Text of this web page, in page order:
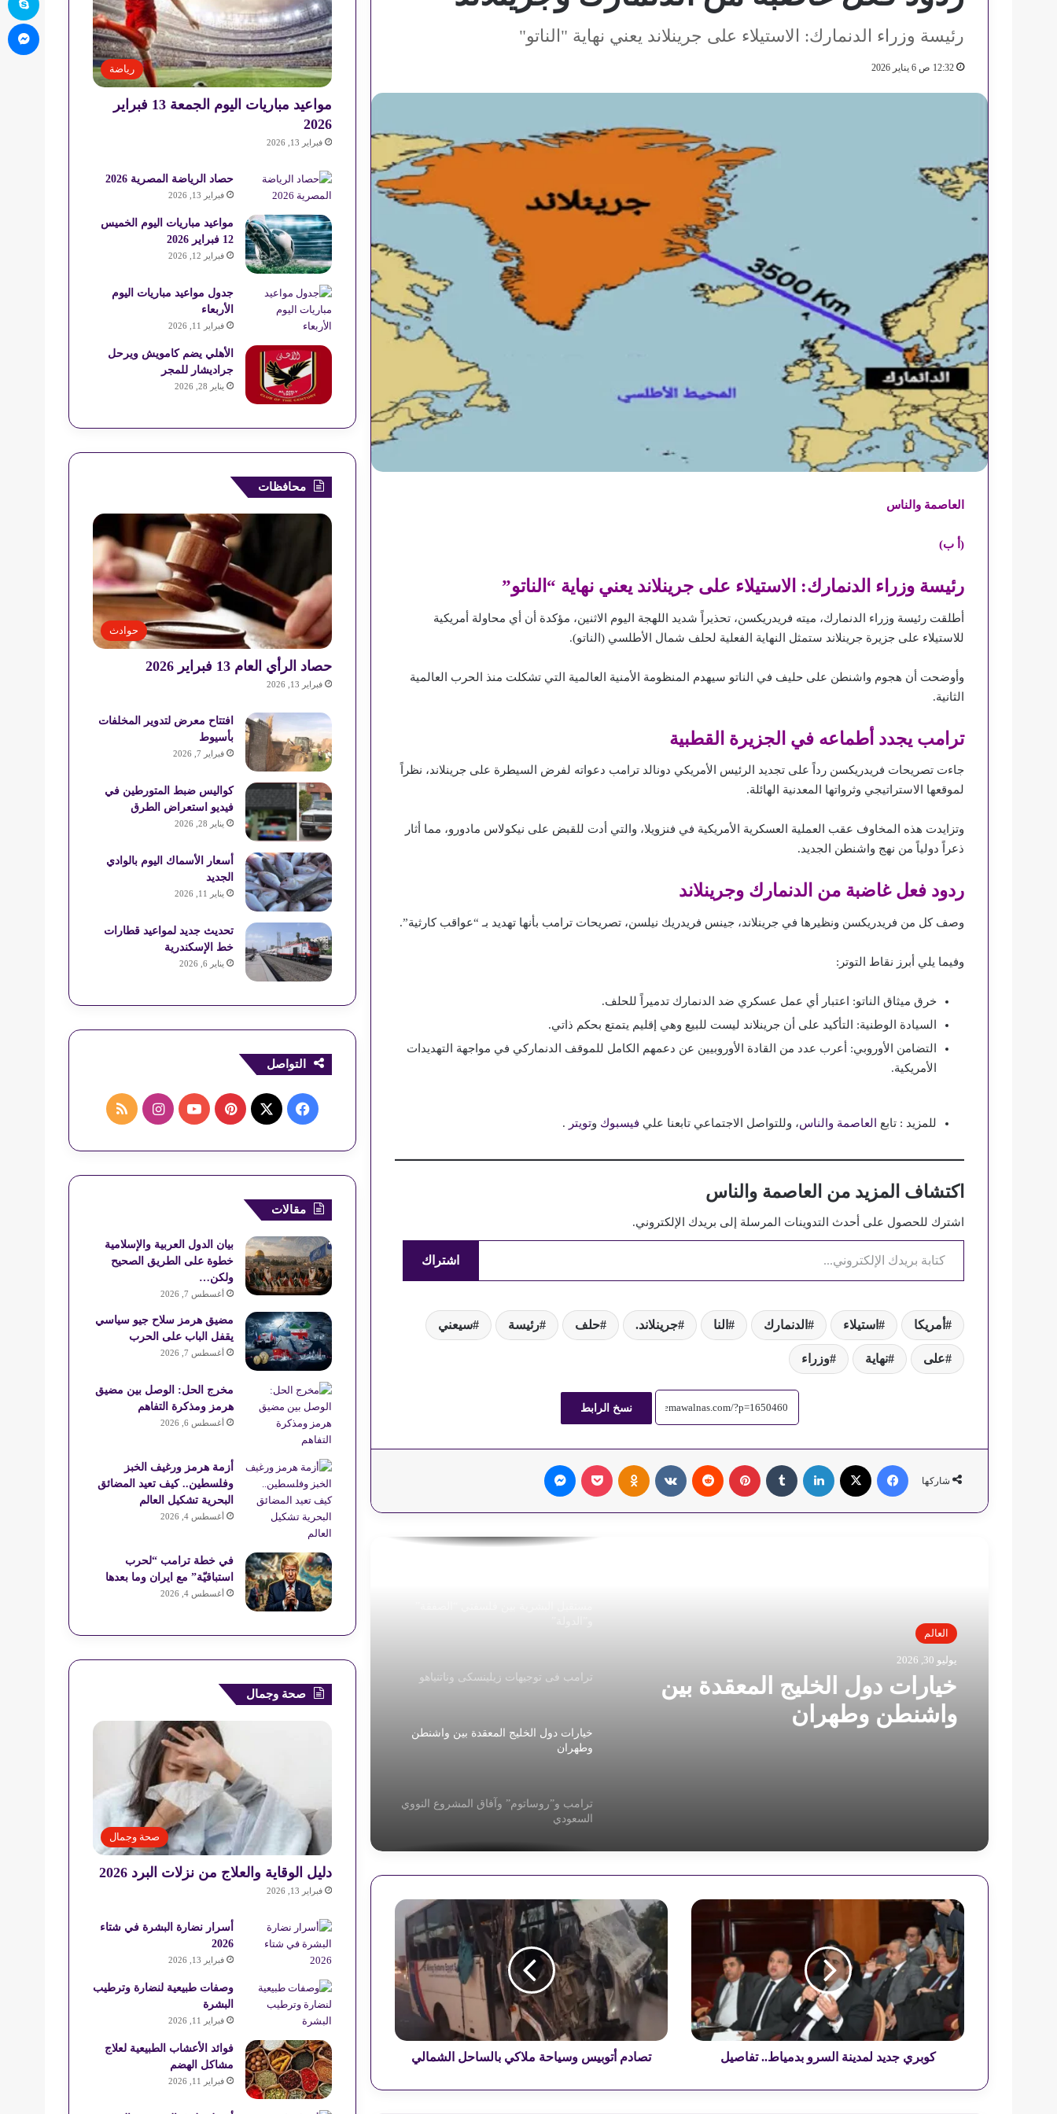
رئيسة وزراء الدنمارك: الاستيلاء على جرينلاند يعني نهاية "الناتو"
12:32 ص 6 يناير 2026
العاصمة والناس
(أ ب)
رئيسة وزراء الدنمارك: الاستيلاء على جرينلاند يعني نهاية “الناتو”
أطلقت رئيسة وزراء الدنمارك، ميته فريدريكسن، تحذيراً شديد اللهجة اليوم الاثنين، مؤكدة أن أي محاولة أمريكية
للاستيلاء على جزيرة جرينلاند ستمثل النهاية الفعلية لحلف شمال الأطلسي (الناتو).
وأوضحت أن هجوم واشنطن على حليف في الناتو سيهدم المنظومة الأمنية العالمية التي تشكلت منذ الحرب العالمية
الثانية.
ترامب يجدد أطماعه في الجزيرة القطبية
جاءت تصريحات فريدريكسن رداً على تجديد الرئيس الأمريكي دونالد ترامب دعواته لفرض السيطرة على جرينلاند، نظراً
لموقعها الاستراتيجي وثرواتها المعدنية الهائلة.
وتزايدت هذه المخاوف عقب العملية العسكرية الأمريكية في فنزويلا، والتي أدت للقبض على نيكولاس مادورو، مما أثار
ذعراً دولياً من نهج واشنطن الجديد.
ردود فعل غاضبة من الدنمارك وجرينلاند
وصف كل من فريدريكسن ونظيرها في جرينلاند، جينس فريدريك نيلسن، تصريحات ترامب بأنها تهديد بـ “عواقب كارثية”.
وفيما يلي أبرز نقاط التوتر:
خرق ميثاق الناتو: اعتبار أي عمل عسكري ضد الدنمارك تدميراً للحلف.
السيادة الوطنية: التأكيد على أن جرينلاند ليست للبيع وهي إقليم يتمتع بحكم ذاتي.
التضامن الأوروبي: أعرب عدد من القادة الأوروبيين عن دعمهم الكامل للموقف الدنماركي في مواجهة التهديدات
الأمريكية.
للمزيد : تابع العاصمة والناس، وللتواصل الاجتماعي تابعنا علي فيسبوك وتويتر .
اكتشاف المزيد من العاصمة والناس
اشترك للحصول على أحدث التدوينات المرسلة إلى بريدك الإلكتروني.
اشتراك
أمريكا استيلاء الدنمارك النا جرينلاند. حلف رئيسة سيعني
على نهاية وزراء
نسخ الرابط
شاركها
العالم
يوليو 30, 2026
خيارات دول الخليج المعقدة بين
واشنطن وطهران
خيارات دول الخليج المعقدة بين واشنطن
وطهران
ترامب و”روساتوم” وآفاق المشروع النووي
السعودي
بعد فوز إسبانيا بكأس العالم.. هل يرضخ
ترامب لمذكرة التفاهم
خريطة طريق أميركية لبلاد الشام تواكب
ترامب فى توجيهات زيلينسكى وناتنياهو
خيارات دول الخليج المعقدة بين واشنطن
وطهران
ترامب و”روساتوم” وآفاق المشروع النووي
السعودي
بعد فوز إسبانيا بكأس العالم.. هل يرضخ
خريطة طريق أميركية لبلاد الشام تواكب
التصعيد العسكري
مستقبل البشرية بين فلسفتي “الصفقة”
و”الدولة”
ك
ر
ي
د
د
كوبري جديد لمدينة السرو بدمياط.. تفاصيل
ت
ا
م
ب
و
تصادم أتوبيس وسياحة ملاكي بالساحل الشمالي
رياضة
مواعيد مباريات اليوم الجمعة 13 فبراير
2026
فبراير 13, 2026
حصاد الرياضة المصرية 2026
فبراير 13, 2026
مواعيد مباريات اليوم الخميس
12 فبراير 2026
فبراير 12, 2026
جدول مواعيد مباريات اليوم
الأربعاء
فبراير 11, 2026
الأهلي يضم كامويش ويرحل
جراديشار للمجر
يناير 28, 2026
محافظات
حوادث
حصاد الرأي العام 13 فبراير 2026
فبراير 13, 2026
افتتاح معرض لتدوير المخلفات
بأسيوط
فبراير 7, 2026
كواليس ضبط المتورطين في
فيديو استعراض الطرق
يناير 28, 2026
أسعار الأسماك اليوم بالوادي
الجديد
يناير 11, 2026
تحديث جديد لمواعيد قطارات
خط الإسكندرية
يناير 6, 2026
التواصل
س
ب
و
ك
ن
ر
ي
س
ت
o
u
b
e
س
ر
م
خ
ل
و
ع
S
مقالات
بيان الدول العربية والإسلامية
خطوة على الطريق الصحيح
ولكن…
أغسطس 7, 2026
مضيق هرمز سلاح جيو سياسي
يقفل الباب على الحرب
أغسطس 7, 2026
مخرج الحل: الوصل بين مضيق
هرمز ومذكرة التفاهم
أغسطس 6, 2026
أزمة هرمز ورغيف الخبز
وفلسطين.. كيف تعيد المضائق
البحرية تشكيل العالم
أغسطس 4, 2026
في خطة ترامب “لحرب
استباقيّة” مع ايران وما بعدها
أغسطس 4, 2026
صحة وجمال
صحة وجمال
دليل الوقاية والعلاج من نزلات البرد 2026
فبراير 13, 2026
أسرار نضارة البشرة في شتاء
2026
فبراير 13, 2026
وصفات طبيعية لنضارة وترطيب
البشرة
فبراير 11, 2026
فوائد الأعشاب الطبيعية لعلاج
مشاكل الهضم
فبراير 11, 2026